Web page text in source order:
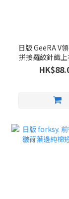
日版 GeeRA V
拼接羅紋針織
色